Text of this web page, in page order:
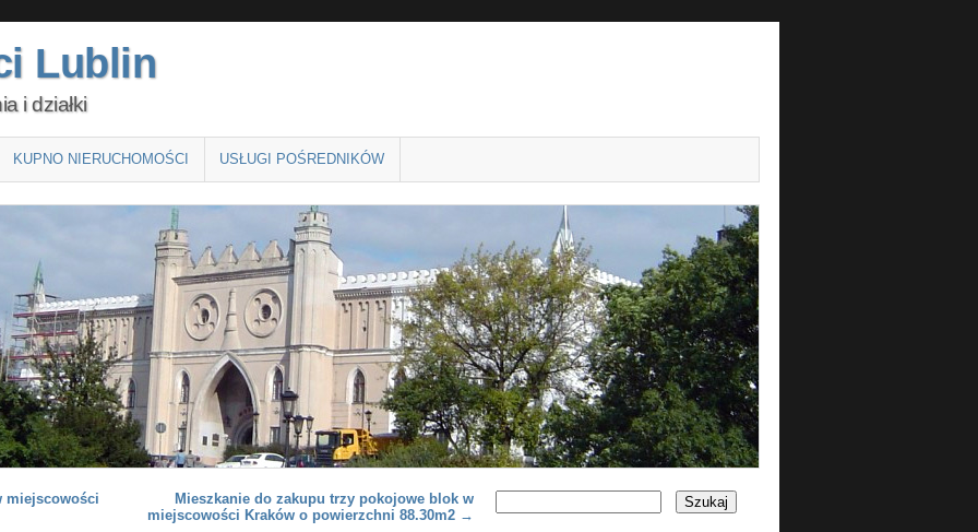
Lublin
i działki
KUPNO NIERUCHOMOŚCI USŁUGI POŚREDNIKÓW
miejscowości
Mieszkanie do zakupu trzy pokojowe blok w
miejscowości Kraków o powierzchni 88.30m2 →